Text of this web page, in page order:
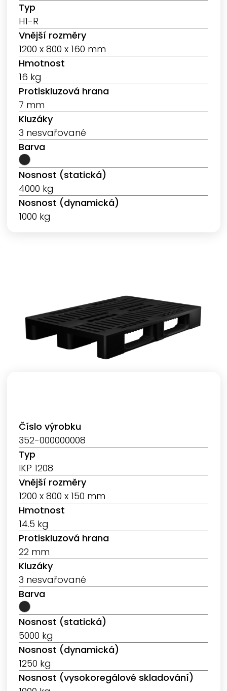
Typ
H1-R
Vnější rozměry
1200 x 800 x 160 mm
Hmotnost
16 kg
Protiskluzová hrana
7 mm
Kluzáky
3 nesvařované
Barva
Nosnost (statická)
4000 kg
Nosnost (dynamická)
1000 kg
Číslo výrobku
352-000000008
Typ
IKP 1208
Vnější rozměry
1200 x 800 x 150 mm
Hmotnost
14.5 kg
Protiskluzová hrana
22 mm
Kluzáky
3 nesvařované
Barva
Nosnost (statická)
5000 kg
Nosnost (dynamická)
1250 kg
Nosnost (vysokoregálové skladování)